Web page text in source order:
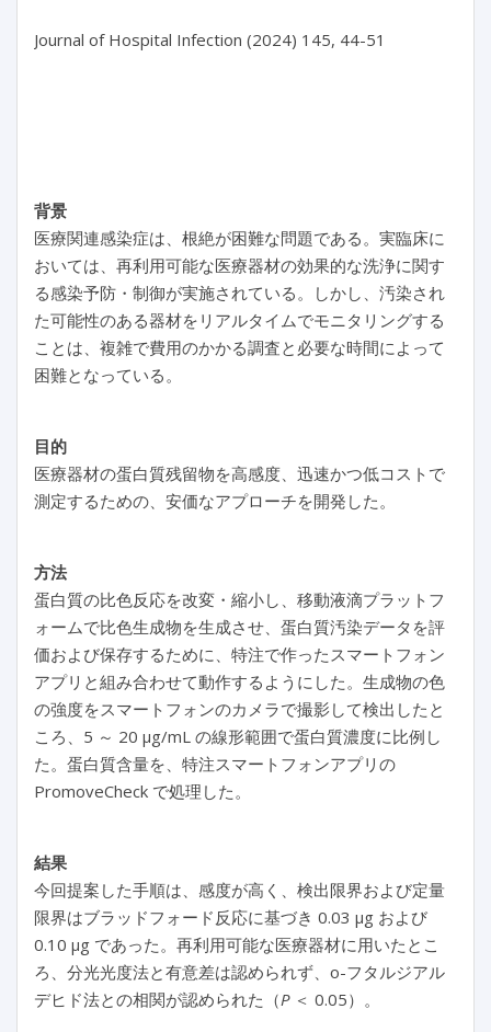
Journal of Hospital Infection (2024) 145, 44-51
背景
医療関連感染症は、根絶が困難な問題である。実臨床に
おいては、再利用可能な医療器材の効果的な洗浄に関す
る感染予防・制御が実施されている。しかし、汚染され
た可能性のある器材をリアルタイムでモニタリングする
ことは、複雑で費用のかかる調査と必要な時間によって
困難となっている。
目的
医療器材の蛋白質残留物を高感度、迅速かつ低コストで
測定するための、安価なアプローチを開発した。
方法
蛋白質の比色反応を改変・縮小し、移動液滴プラットフ
ォームで比色生成物を生成させ、蛋白質汚染データを評
価および保存するために、特注で作ったスマートフォン
アプリと組み合わせて動作するようにした。生成物の色
の強度をスマートフォンのカメラで撮影して検出したと
ころ、5 ～ 20 μg/mL の線形範囲で蛋白質濃度に比例し
た。蛋白質含量を、特注スマートフォンアプリの
PromoveCheck で処理した。
結果
今回提案した手順は、感度が高く、検出限界および定量
限界はブラッドフォード反応に基づき 0.03 μg および
0.10 μg であった。再利用可能な医療器材に用いたとこ
ろ、分光光度法と有意差は認められず、o-フタルジアル
デヒド法との相関が認められた（P＜ 0.05）。